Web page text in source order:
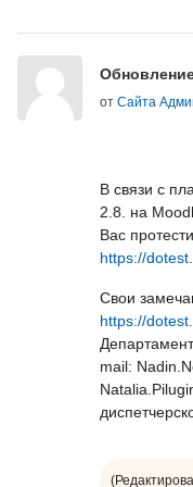
от Сайта
Количество
В связи с
2.8. на
Вас
https://
Свои
https://
mail: